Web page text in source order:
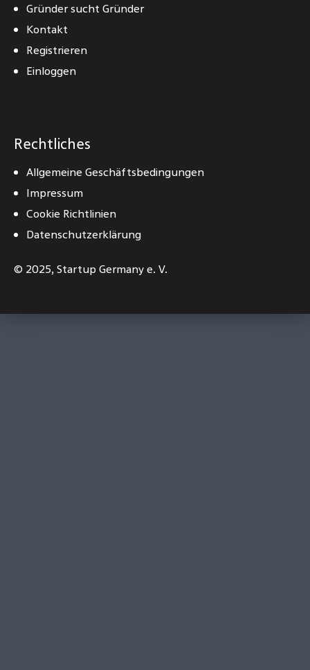
Gründer sucht Gründer
Kontakt
Registrieren
Einloggen
Rechtliches
Allgemeine Geschäftsbedingungen
Impressum
Cookie Richtlinien
Datenschutzerklärung
© 2025,Startup Germany e. V.